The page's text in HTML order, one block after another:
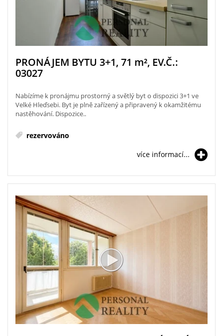
PRONÁJEM BYTU 3+1, 71 m², EV.Č.:
03027
Nabízíme k pronájmu prostorný a světlý byt o dispozici 3+1 ve
Velké Hleďsebi. Byt je plně zařízený a připravený k okamžitému
nastěhování. Dispozice..
rezervováno
více informací...